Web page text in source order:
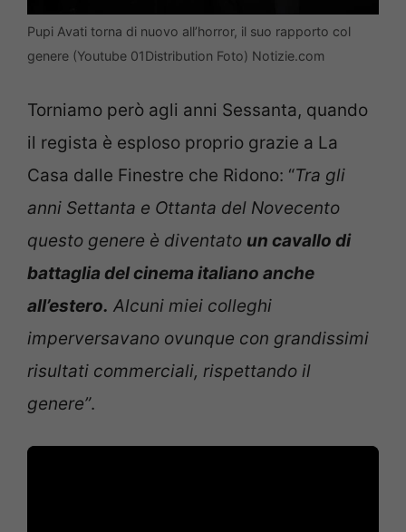
Pupi Avati torna di nuovo all’horror, il suo rapporto col
genere (Youtube 01Distribution Foto) Notizie.com
Torniamo però agli anni Sessanta, quando
il regista è esploso proprio grazie a La
Casa dalle Finestre che Ridono: “Tra gli
anni Settanta e Ottanta del Novecento
questo genere è diventato un cavallo di
battaglia del cinema italiano anche
all’estero. Alcuni miei colleghi
imperversavano ovunque con grandissimi
risultati commerciali, rispettando il
genere”.